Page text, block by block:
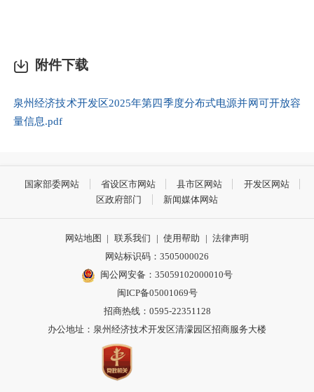
附件下载
泉州经济技术开发区2025年第四季度分布式电源并网可开放容
量信息.pdf
国家部委网站 省设区市网站 县市区网站
开发区网站
区政府部门
新闻媒体网站
网站地图 | 联系我们 | 使用帮助 | 法律声明
网站标识码：3505000026
闽公网安备：35059102000010号
闽ICP备05001069号
招商热线：0595-22351128
办公地址：泉州经济技术开发区清濛园区招商服务大楼